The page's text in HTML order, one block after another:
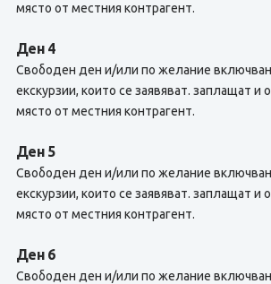
място от местния контрагент.
Ден 4
Свободен ден и/или по желание
екскурзии, които се заявяват. заплащат и
място от местния контрагент.
Ден 5
Свободен ден и/или по желание
екскурзии, които се заявяват. заплащат и
място от местния контрагент.
Ден 6
Свободен ден и/или по желание